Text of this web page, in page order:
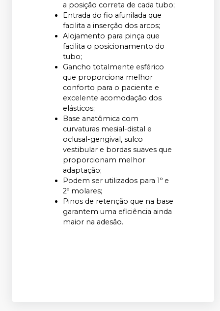
a posição correta de cada tubo;
Entrada do fio afunilada que
facilita a inserção dos arcos;
Alojamento para pinça que
facilita o posicionamento do
tubo;
Gancho totalmente esférico
que proporciona melhor
conforto para o paciente e
excelente acomodação dos
elásticos;
Base anatômica com
curvaturas mesial-distal e
oclusal-gengival, sulco
vestibular e bordas suaves que
proporcionam melhor
adaptação;
Podem ser utilizados para 1º e
2º molares;
Pinos de retenção que na base
garantem uma eficiência ainda
maior na adesão.